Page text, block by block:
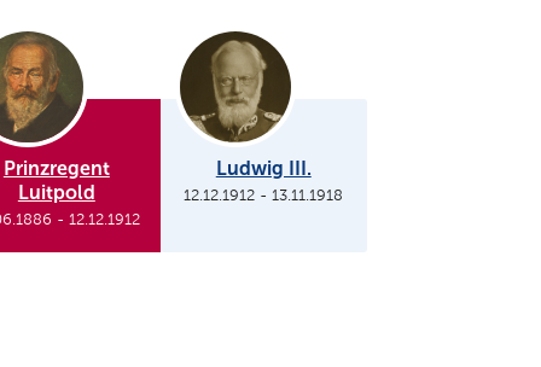
Prinzregent
Luitpold
-12.12.1912
Ludwig III.
12.12.1912 -13.11.1918